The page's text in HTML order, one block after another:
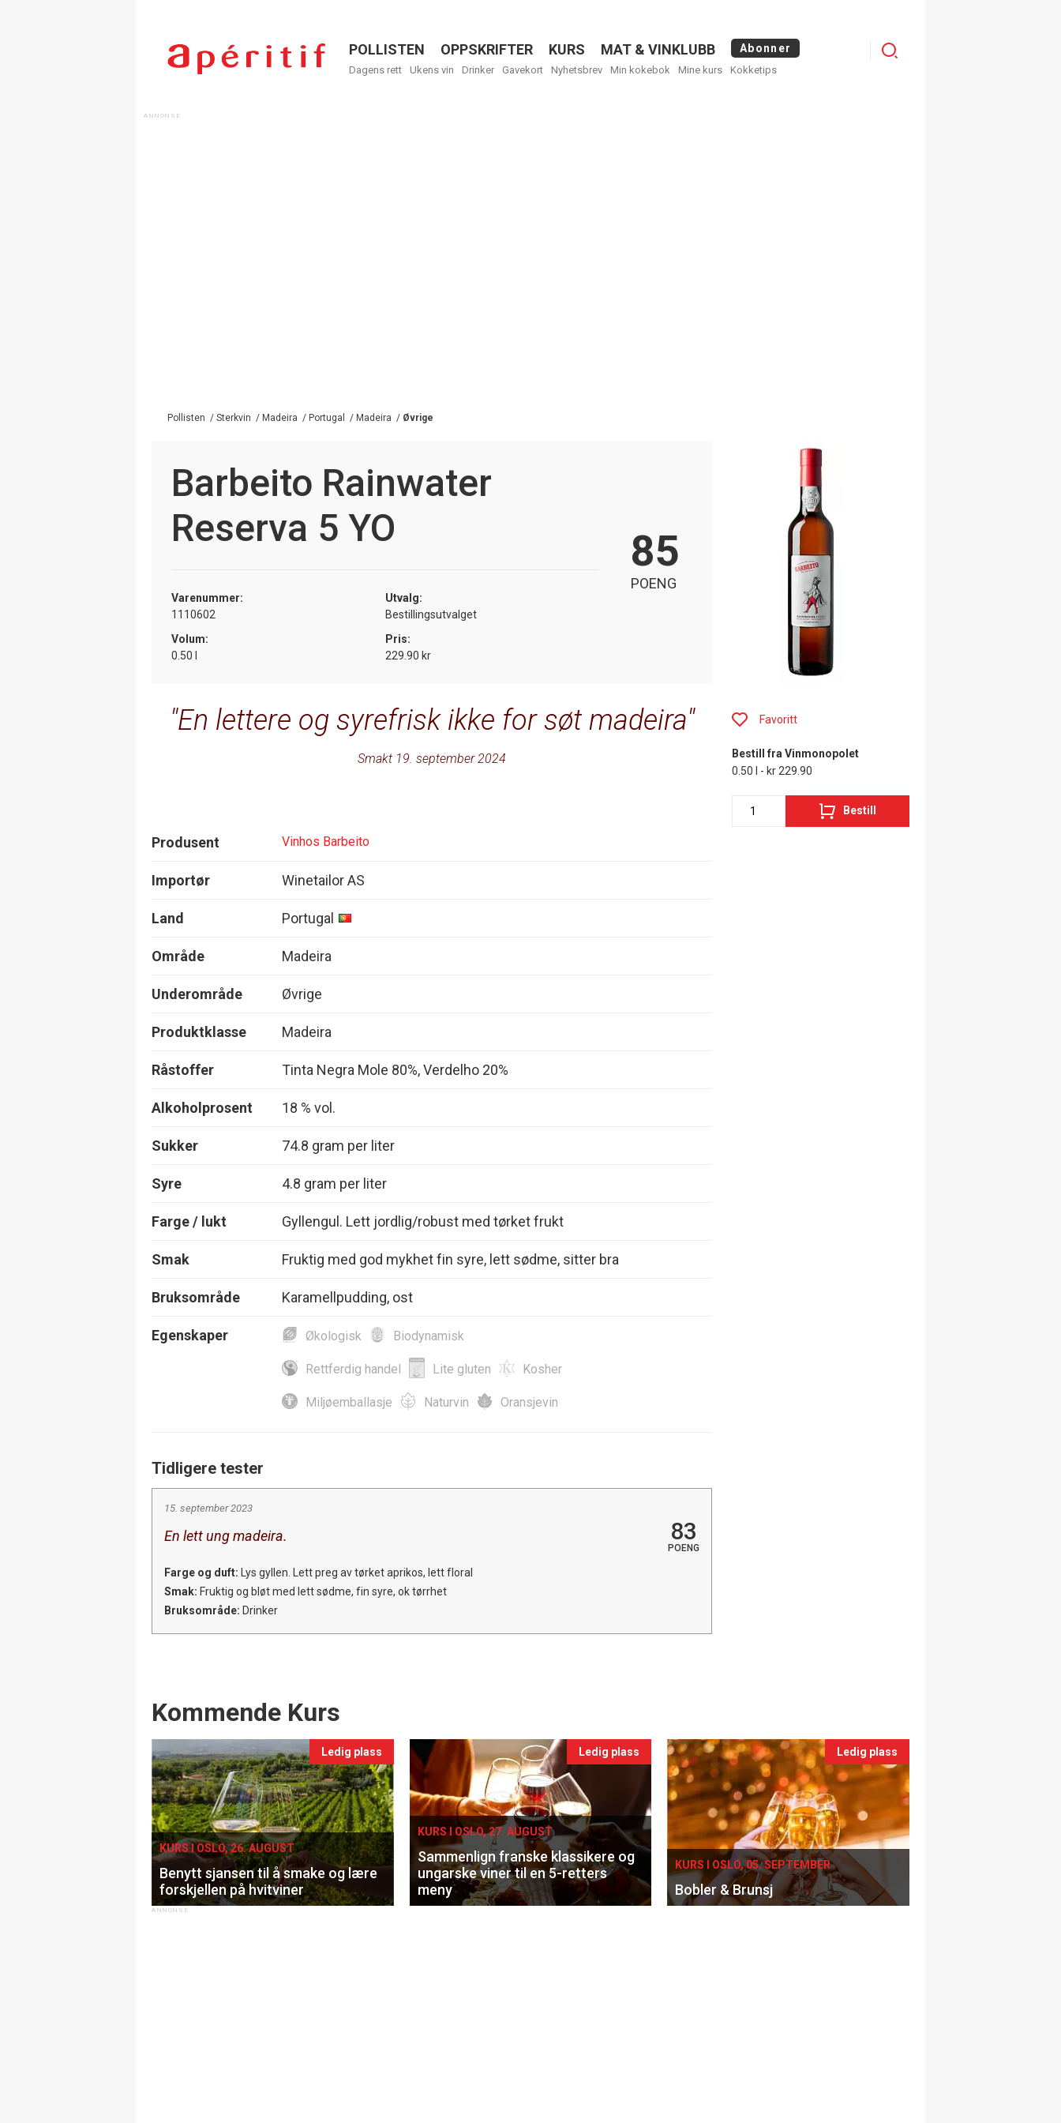
Menu
POLLISTEN OPPSKRIFTER KURS MAT & VINKLUBB Abonner
Dagens rett Ukens vin Drinker Gavekort Nyhetsbrev Min kokebok Mine kurs Kokketips
Menu
Pollisten / Sterkvin / Madeira / Portugal / Madeira / Øvrige
Barbeito Rainwater
Reserva 5 YO
Varenummer:
1110602
Utvalg:
Bestillingsutvalget
Volum:
0.50 l
Pris:
229.90 kr
85
POENG
En lettere og syrefrisk ikke for søt madeira
Smakt 19. september 2024
Produsent Vinhos Barbeito
Importør Winetailor AS
Land Portugal
Område Madeira
Underområde Øvrige
Produktklasse Madeira
Råstoffer Tinta Negra Mole 80%, Verdelho 20%
Alkoholprosent 18 % vol.
Sukker 74.8 gram per liter
Syre 4.8 gram per liter
Farge / lukt Gyllengul. Lett jordlig/robust med tørket frukt
Smak Fruktig med god mykhet fin syre, lett sødme, sitter bra
Bruksområde Karamellpudding, ost
Egenskaper Økologisk Biodynamisk
Rettferdig handel Lite gluten Kosher
Miljøemballasje Naturvin Oransjevin
Tidligere tester
15. september 2023
En lett ung madeira. 83
POENG
Farge og duft: Lys gyllen. Lett preg av tørket aprikos, lett floral
Smak: Fruktig og bløt med lett sødme, fin syre, ok tørrhet
Bruksområde: Drinker
Favoritt
Bestill fra Vinmonopolet
0.50 l - kr 229.90
Bestill
Events
Kommende Kurs
Ledig plass
KURS I OSLO, 26. AUGUST
Benytt sjansen til å smake og lære
forskjellen på hvitviner
Ledig plass
KURS I OSLO, 27. AUGUST
Sammenlign franske klassikere og
ungarske viner til en 5-retters
meny
Ledig plass
KURS I OSLO, 05. SEPTEMBER
Bobler & Brunsj